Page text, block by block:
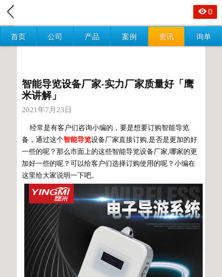
首页 公司 产品 案例 资讯 询单
0
智能导览设备厂家-实力厂家质量好「鹰
米讲解」
2021年7月23日
经常是有客户们咨询小编的，要是想要订购智能导览
备，通过这个智能导览设备厂家直接订购,是否是更加的好
一些的呢？那么市面上的这些智能导览设备厂家,哪家的更
加好一些的呢？可以给客户们选择订购使用的呢？小编在
这里给大家说明一下吧。